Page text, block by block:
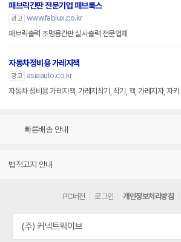
패브릭간판 전문기업 패브룩스
광고 www.fablux.co.kr
패브릭출력 조명용간판 실사출력 전문업체
자동차정비용 가레지잭
광고
asiaauto.co.kr
자동차 정비용 가레지잭, 가레지작기, 작기, 잭, 가레지자, 자키
빠른배송 안내
법적고지 안내
PC버전 로그인 개인정보처리방침
(주) 커넥트웨이브